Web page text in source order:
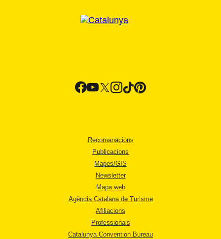
Recomanacions
Publicacions
Mapes/GIS
Newsletter
Mapa web
Agència Catalana de Turisme
Afiliacions
Professionals
Catalunya Convention Bureau